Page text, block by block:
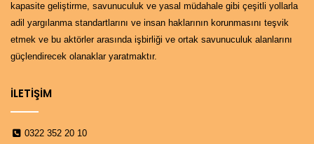
kapasite geliştirme, savunuculuk ve yasal müdahale gibi çeşitli yollarla
adil yargılanma standartlarını ve insan haklarının korunmasını teşvik
etmek ve bu aktörler arasında işbirliği ve ortak savunuculuk alanlarını
güçlendirecek olanaklar yaratmaktır.
İLETİŞİM
0322 352 20 10